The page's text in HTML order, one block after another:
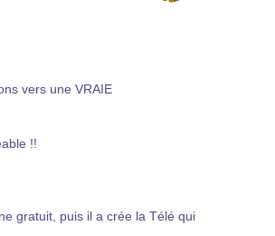
vers une VRAIE
!!
gratuit, puis il a crée la Télé qui